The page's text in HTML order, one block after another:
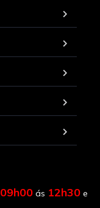
09h00 ás 12h30 e